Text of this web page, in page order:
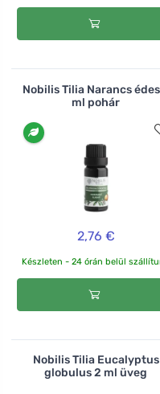
Nobilis Tilia Narancs
ml pohár
2,76 €
Készleten - 24 órán belül
Nobilis Tilia Eucalyptus
globulus 2 ml üveg